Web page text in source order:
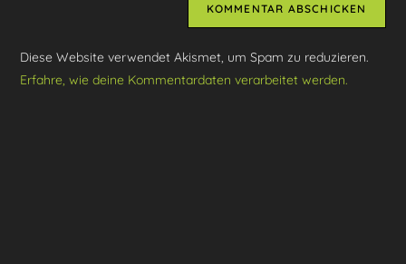
ein
(optional)
Diese Website verwendet Akismet, um Spam zu reduzieren.
Erfahre, wie deine Kommentardaten verarbeitet werden.